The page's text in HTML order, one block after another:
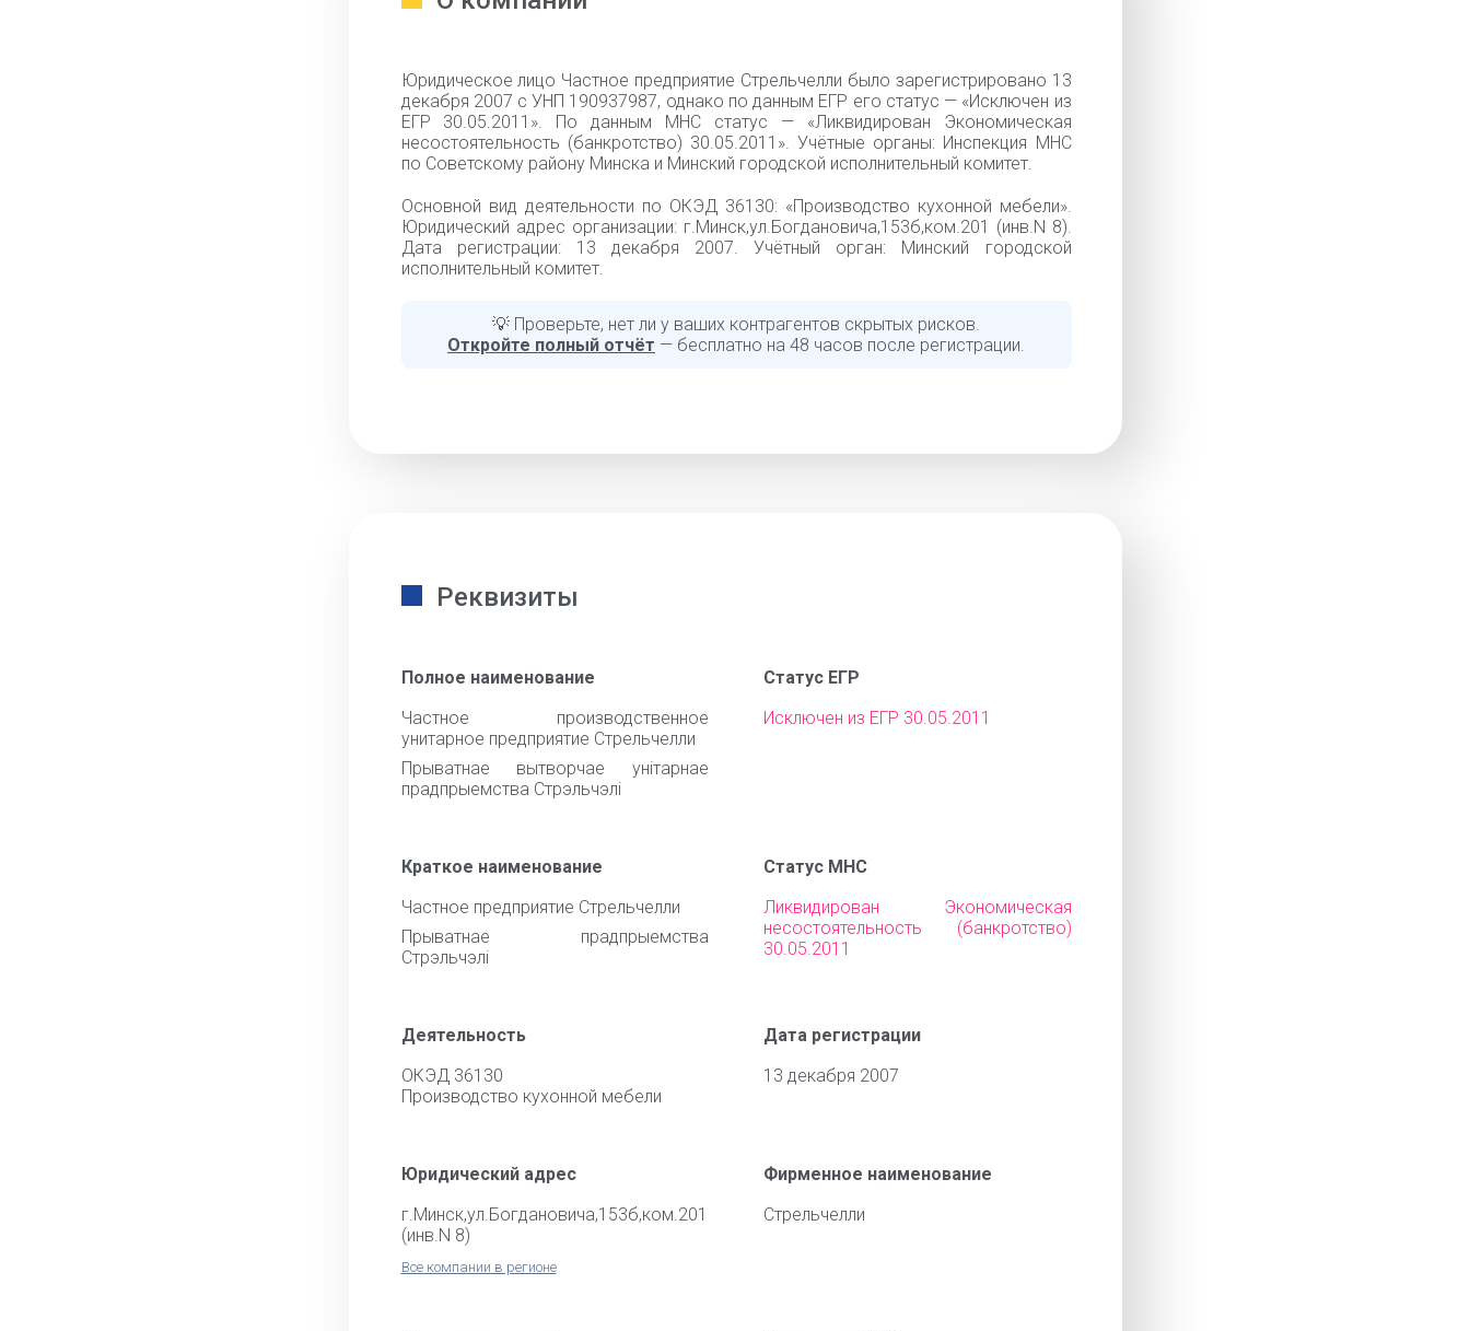
Юридическое лицо Частное предприятие Стрельчелли было зарегистрировано 13
декабря 2007 с УНП 190937987, однако по данным ЕГР его статус — «Исключен из
ЕГР 30.05.2011». По данным МНС статус — «Ликвидирован Экономическая
несостоятельность (банкротство) 30.05.2011». Учётные органы: Инспекция МНС
по Советскому району Минска и Минский городской исполнительный комитет.
Основной вид деятельности по ОКЭД 36130: «Производство кухонной мебели».
Юридический адрес организации: г.Минск,ул.Богдановича,153б,ком.201 (инв.N 8).
Дата регистрации: 13 декабря 2007. Учётный орган: Минский городской
исполнительный комитет.
💡 Проверьте, нет ли у ваших контрагентов скрытых рисков.
Откройте полный отчёт — бесплатно на 48 часов после регистрации.
Реквизиты
Полное наименование
Частное производственное
унитарное предприятие Стрельчелли
Прыватнае вытворчае унітарнае
прадпрыемства Стрэльчэлі
Статус ЕГР
Исключен из ЕГР 30.05.2011
Краткое наименование
Частное предприятие Стрельчелли
Прыватнае прадпрыемства
Стрэльчэлі
Статус МНС
Ликвидирован Экономическая
несостоятельность (банкротство)
30.05.2011
Деятельность
ОКЭД 36130
Производство кухонной мебели
Дата регистрации
13 декабря 2007
Юридический адрес
г.Минск,ул.Богдановича,153б,ком.201
(инв.N 8)
Все компании в регионе
Фирменное наименование
Стрельчелли